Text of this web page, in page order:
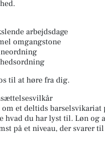
arbejdsdage
omgangstone
til at høre fra dig.
om et deltids barselsvikariat
hvad du har lyst til. Løn
på et niveau, der svarer